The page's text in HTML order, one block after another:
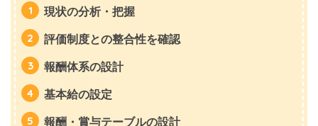
現状の分析・把握
評価制度との整合性を確認
報酬体系の設計
基本給の設定
報酬・賞与テーブルの設計